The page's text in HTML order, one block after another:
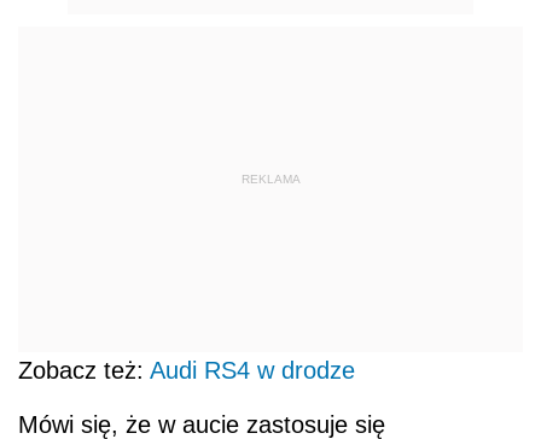
REKLAMA
Zobacz też: Audi RS4 w drodze
Mówi się, że w aucie zastosuje się